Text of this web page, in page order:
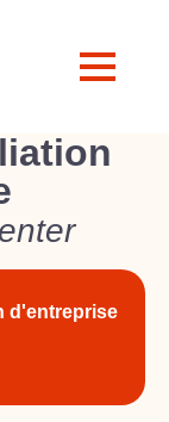
d'entreprise